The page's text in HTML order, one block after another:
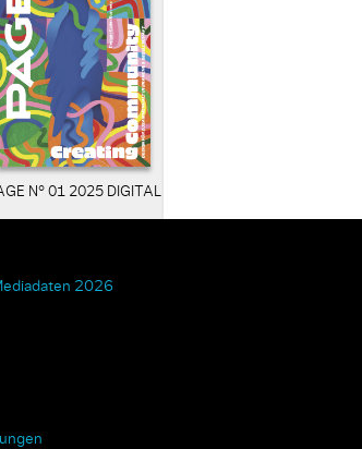
N° 01 2025 DIGITAL
2026